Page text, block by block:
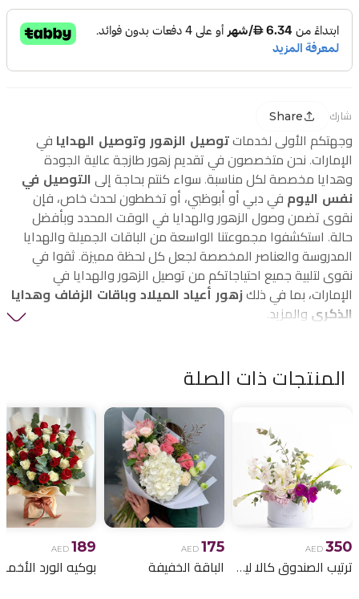
شارك Share
وجهتكم الأولى لخدمات توصيل الزهور وتوصيل الهدايا في
الإمارات. نحن متخصصون في تقديم زهور طازجة عالية الجودة
وهدايا مخصصة لكل مناسبة. سواء كنتم بحاجة إلى التوصيل في
نفس اليوم في دبي أو أبوظبي، أو تخططون لحدث خاص، فإن
نقوى تضمن وصول الزهور والهدايا في الوقت المحدد وبأفضل
حالة. استكشفوا مجموعتنا الواسعة من الباقات الجميلة والهدايا
المدروسة والعناصر المخصصة لجعل كل لحظة مميزة. ثقوا في
نقوى لتلبية جميع احتياجاتكم من توصيل الزهور والهدايا في
الإمارات، بما في ذلك زهور أعياد الميلاد وباقات الزفاف وهدايا
الذكرى والمزيد.
المنتجات ذات الصلة
AED 350
ترتيب الصندوق كالا ليلي
AED 175
الباقة الخفيفة
AED 189